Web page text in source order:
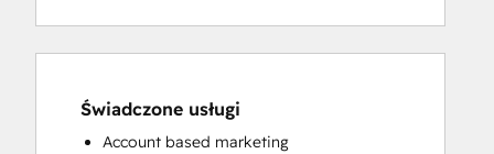
Świadczone usługi
Account based marketing